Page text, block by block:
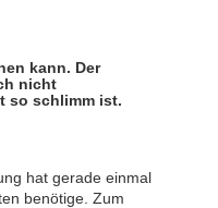
kann. Der
nicht
so schlimm ist.
hat gerade einmal
benötige. Zum